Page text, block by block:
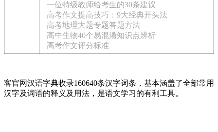
一位特级教师给考生的30条建议
高考作文提高技巧：9大经典开头法
高考地理大题专题答题方法
高中生物40个易混淆知识点辨析
高考作文评分标准
客官网汉语字典收录160640条汉字词条，基本涵盖了全部常用
汉字及词语的释义及用法，是语文学习的有利工具。